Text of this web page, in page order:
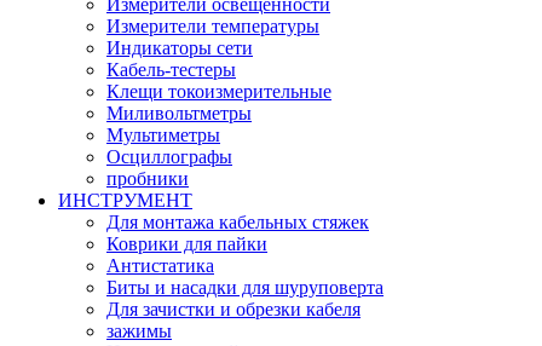
Измерители температуры
Индикаторы сети
Кабель-тестеры
Клещи токоизмерительные
Миливольтметры
Мультиметры
Осциллографы
пробники
ИНСТРУМЕНТ
Для монтажа кабельных стяжек
Коврики для пайки
Антистатика
Биты и насадки для шуруповерта
Для зачистки и обрезки кабеля
зажимы